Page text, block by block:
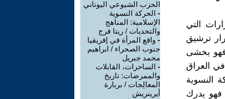
التي
ترشيق
،فهو يخشى
العراق
النسوية
فهو يدرك
الحزب الشيوعي اليوناني
- الحركة النسوية
الإسلامية: المناهج
والتحديات / ريتا فرج
- واقع المرأة في إفريقيا
جنوب الصحراء / ابراهيم
محمد جبريل
- الساحرات، القابلات
والممرضات: تاريخ
المعالِجات / بربارة
أيرينريش